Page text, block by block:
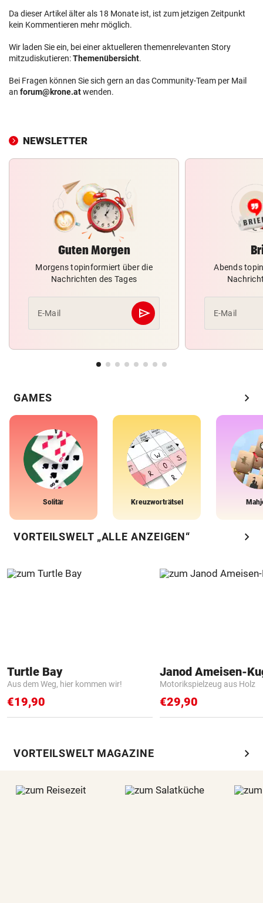
Da dieser Artikel älter als 18 Monate ist, ist zum jetzigen Zeitpunkt
kein Kommentieren mehr möglich.
Wir laden Sie ein, bei einer aktuelleren themenrelevanten Story
mitzudiskutieren:Themenübersicht.
Bei Fragen können Sie sich gern an das Community-Team per Mail
an forum@krone.atwenden.
NEWSLETTER
Guten Morgen
Morgens topinformiert über die
Nachrichten des Tages
E-Mail send
Abschicken
Abends
E-Mail
GAMES chevron_right
Solitär Kreuzworträtsel
VORTEILSWELT „ALLE ANZEIGEN“ chevron_right
Turtle Bay
Aus dem Weg, hier kommen wir!
€19,90
Janod Ameisen-
Motorikspielzeug aus Holz
€29,90
VORTEILSWELT MAGAZINE chevron_right